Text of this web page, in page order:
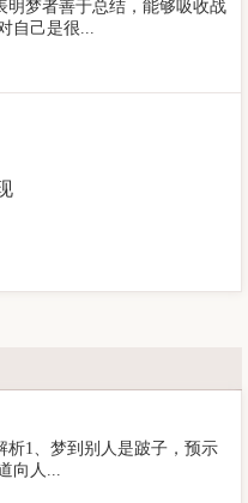
明梦者善于总结，能够吸收战
自己是很...
析1、梦到别人是跛子，预示
向人...